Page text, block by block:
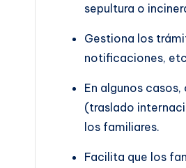
sepultura o
Gestiona los
notificaciones,
En algunos
(traslado
los familiares.
Facilita que los